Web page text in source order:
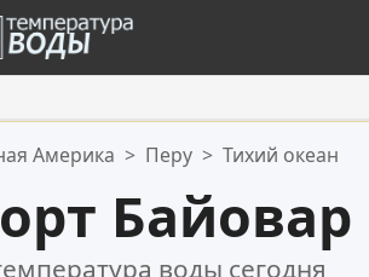
избранное:
Америка > Перу > Тихий океан
Байовар
воды сегодня